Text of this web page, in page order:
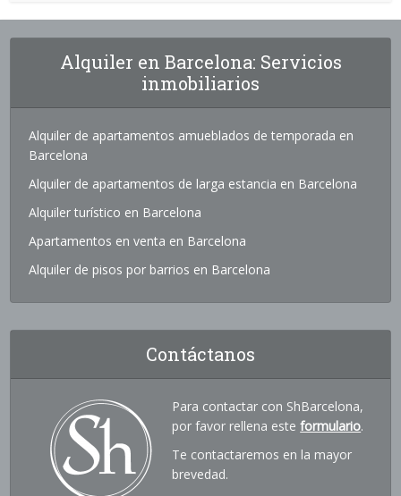
Alquiler en Barcelona: Servicios
inmobiliarios
Alquiler de apartamentos amueblados de temporada en
Barcelona
Alquiler de apartamentos de larga estancia en Barcelona
Alquiler turístico en Barcelona
Apartamentos en venta en Barcelona
Alquiler de pisos por barrios en Barcelona
Contáctanos
Para contactar con ShBarcelona,
por favor rellena esteformulario.
Te contactaremos en la mayor
brevedad.